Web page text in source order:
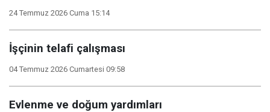
24 Temmuz 2026 Cuma 15:14
İşçinin telafi çalışması
04 Temmuz 2026 Cumartesi 09:58
Evlenme ve doğum yardımları